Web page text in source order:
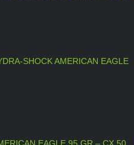
SHOCK AMERICAN EAGLE